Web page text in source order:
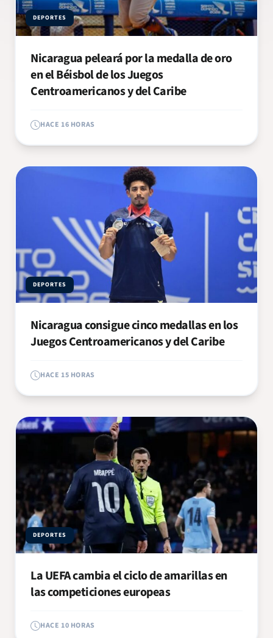
DEPORTES
Nicaragua peleará por la medalla de oro
en el Béisbol de los Juegos
Centroamericanos y del Caribe
HACE 16 HORAS
DEPORTES
Nicaragua consigue cinco medallas en los
Juegos Centroamericanos y del Caribe
HACE 15 HORAS
DEPORTES
La UEFA cambia el ciclo de amarillas en
las competiciones europeas
HACE 10 HORAS